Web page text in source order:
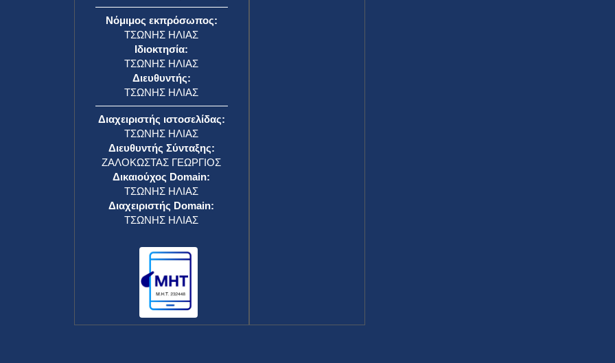
Νόμιμος εκπρόσωπος:
ΤΣΩΝΗΣ ΗΛΙΑΣ
Ιδιοκτησία:
ΤΣΩΝΗΣ ΗΛΙΑΣ
Διευθυντής:
ΤΣΩΝΗΣ ΗΛΙΑΣ
Διαχειριστής ιστοσελίδας:
ΤΣΩΝΗΣ ΗΛΙΑΣ
Διευθυντής Σύνταξης:
ΖΑΛΟΚΩΣΤΑΣ ΓΕΩΡΓΙΟΣ
Δικαιούχος Domain:
ΤΣΩΝΗΣ ΗΛΙΑΣ
Διαχειριστής Domain:
ΤΣΩΝΗΣ ΗΛΙΑΣ